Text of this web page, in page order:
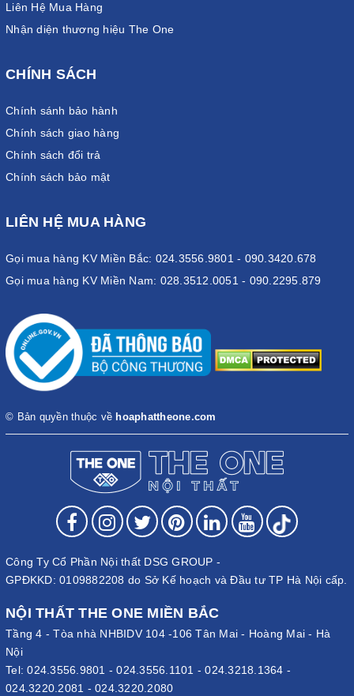
Liên Hệ Mua Hàng
Nhận diện thương hiệu The One
CHÍNH SÁCH
Chính sánh bảo hành
Chính sách giao hàng
Chính sách đổi trả
Chính sách bảo mật
LIÊN HỆ MUA HÀNG
Gọi mua hàng KV Miền Bắc: 024.3556.9801 - 090.3420.678
Gọi mua hàng KV Miền Nam: 028.3512.0051 - 090.2295.879
© Bản quyền thuộc về hoaphattheone.com
Công Ty Cổ Phần Nội thất DSG GROUP -
GPĐKKD: 0109882208 do Sở Kế hoạch và Đầu tư TP Hà Nội cấp.
NỘI THẤT THE ONE MIỀN BẮC
Tầng 4 - Tòa nhà NHBIDV 104 -106 Tân Mai - Hoàng Mai - Hà
Nội
Tel:024.3556.9801 -024.3556.1101 -024.3218.1364 -
024.3220.2081 - 024.3220.2080